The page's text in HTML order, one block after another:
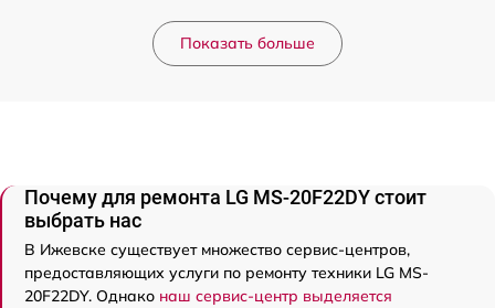
Показать больше
Почему для ремонта LG MS-20F22DY стоит
выбрать нас
В Ижевске существует множество сервис-центров,
предоставляющих услуги по ремонту техники LG MS-
20F22DY. Однако наш сервис-центр выделяется